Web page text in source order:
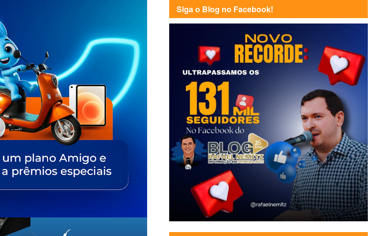
Siga o Blog no Facebook!